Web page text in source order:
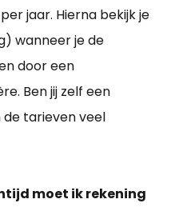
jaar. Hierna bekijk je
wanneer je de
door een
Ben jij zelf een
de tarieven veel
moet ik rekening